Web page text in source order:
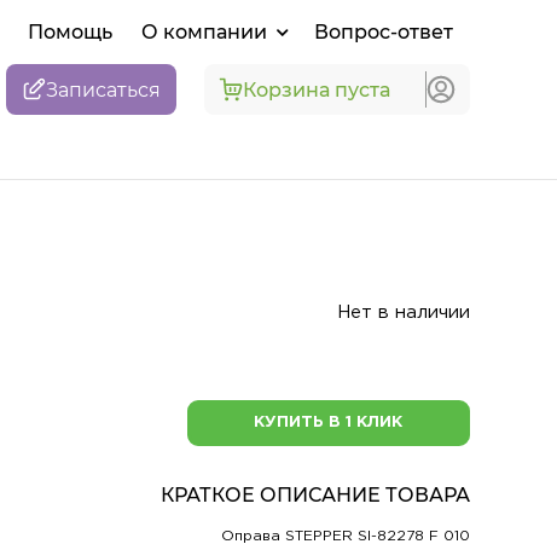
Помощь О компании Вопрос-ответ
Записаться Корзина пуста
Нет в наличии
КУПИТЬ В 1 КЛИК
КРАТКОЕ ОПИСАНИЕ ТОВАРА
Оправа STEPPER SI-82278 F 010